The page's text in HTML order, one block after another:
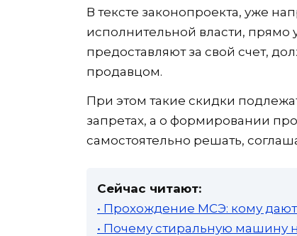
В тексте законопроекта, уже
исполнительной власти,
предоставляют за свой счет,
продавцом.
При этом такие скидки
запретах, а о формировании
самостоятельно решать,
Сейчас читают:
• Прохождение МСЭ: кому
• Почему стиральную машину